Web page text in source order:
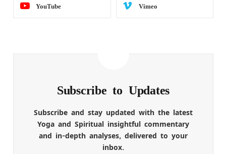
YouTube Vimeo
Subscribe to Updates
Subscribe and stay updated with the latest
Yoga and Spiritual insightful commentary
and in-depth analyses, delivered to your
inbox.